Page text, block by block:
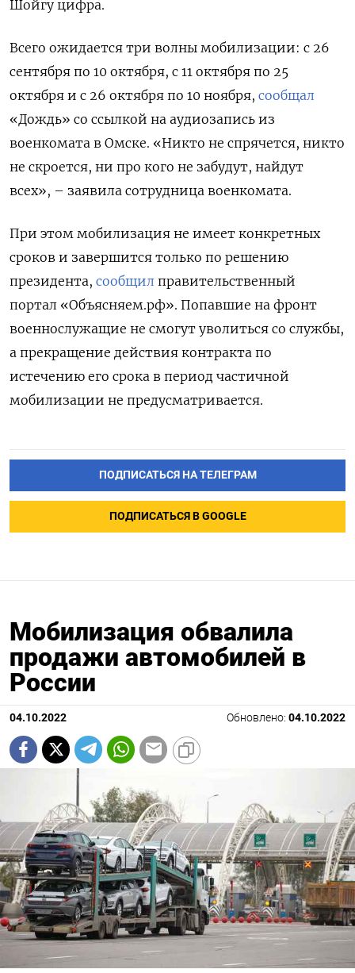
Шойгу цифра.
Всего ожидается три волны мобилизации: с 26
сентября по 10 октября, с 11 октября по 25
октября и с 26 октября по 10 ноября, сообщал
«Дождь» со ссылкой на аудиозапись из
военкомата в Омске. «Никто не спрячется, никто
не скроется, ни про кого не забудут, найдут
всех», – заявила сотрудница военкомата.
При этом мобилизация не имеет конкретных
сроков и завершится только по решению
президента, сообщил правительственный
портал «Объясняем.рф». Попавшие на фронт
военнослужащие не смогут уволиться со службы,
а прекращение действия контракта по
истечению его срока в период частичной
мобилизации не предусматривается.
ПОДПИСАТЬСЯ НА ТЕЛЕГРАМ
ПОДПИСАТЬСЯ В GOOGLE
Мобилизация обвалила
продажи автомобилей в
России
04.10.2022 Обновлено: 04.10.2022